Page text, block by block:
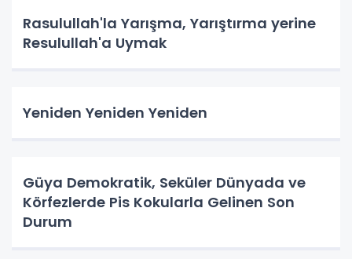
Rasulullah'la Yarışma, Yarıştırma yerine
Resulullah'a Uymak
Yeniden Yeniden Yeniden
Güya Demokratik, Seküler Dünyada ve
Körfezlerde Pis Kokularla Gelinen Son
Durum